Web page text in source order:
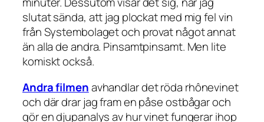
slutat sända, att jag plockat med mig fel vin
från Systembolaget och provat något annat
än alla de andra. Pinsamtpinsamt. Men lite
komiskt också.
Andra filmenavhandlar det röda rhônevinet
och där drar jag fram en påse ostbågar och
gör en djupanalys av hur vinet fungerar ihop